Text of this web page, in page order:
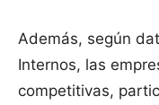
Además, según
Internos, las
competitivas,